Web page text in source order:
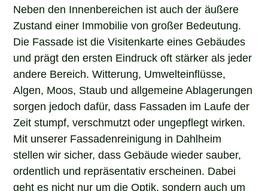
Neben den Innenbereichen ist auch der äußere
Zustand einer Immobilie von großer Bedeutung.
Die Fassade ist die Visitenkarte eines Gebäudes
und prägt den ersten Eindruck oft stärker als jeder
andere Bereich. Witterung, Umwelteinflüsse,
Algen, Moos, Staub und allgemeine Ablagerungen
sorgen jedoch dafür, dass Fassaden im Laufe der
Zeit stumpf, verschmutzt oder ungepflegt wirken.
Mit unserer Fassadenreinigung in Dahlheim
stellen wir sicher, dass Gebäude wieder sauber,
ordentlich und repräsentativ erscheinen. Dabei
geht es nicht nur um die Optik, sondern auch um